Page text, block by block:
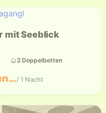
mit Seeblick
2 Doppelbetten
/ 1 Nacht